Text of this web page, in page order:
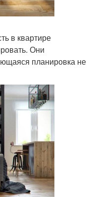
в квартире
Они
планировка не